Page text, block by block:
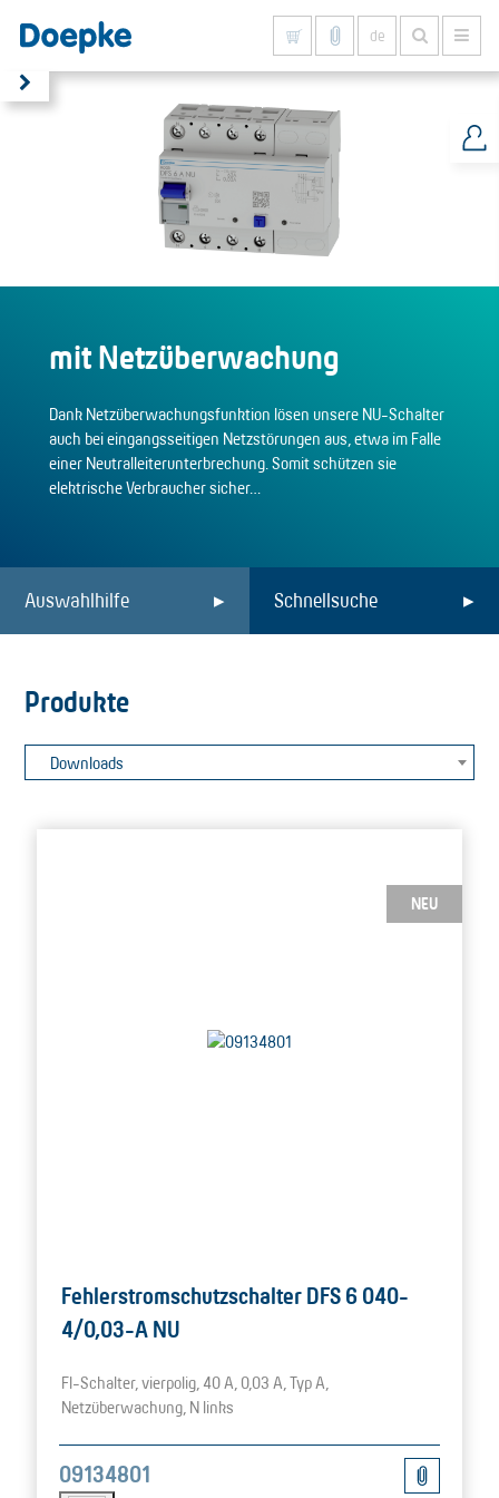
de
mit Netzüberwachung
Dank Netzüberwachungsfunktion lösen unsere NU-Schalter
auch bei eingangsseitigen Netzstörungen aus, etwa im Falle
einer Neutralleiterunterbrechung. Somit schützen sie
elektrische Verbraucher sicher…
Auswahlhilfe Schnellsuche
Produkte
Downloads
NEU
Fehlerstromschutzschalter DFS 6 040-
4/0,03-A NU
FI-Schalter, vierpolig, 40 A, 0,03 A, Typ A,
Netzüberwachung, N links
09134801